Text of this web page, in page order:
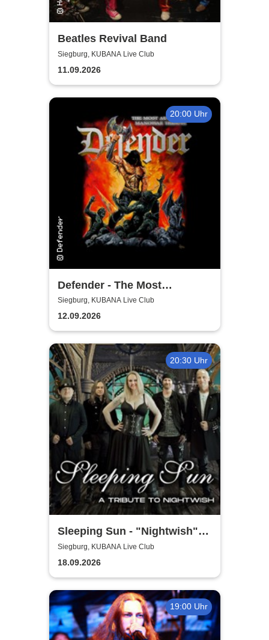
Beatles Revival Band
Siegburg, KUBANA Live Club
11.09.2026
20:00 Uhr
Defender - The Most
Authentic Manowar Tribute
Siegburg, KUBANA Live Club
12.09.2026
20:30 Uhr
Sleeping Sun - "Nightwish"-
Tribute
Siegburg, KUBANA Live Club
18.09.2026
19:00 Uhr